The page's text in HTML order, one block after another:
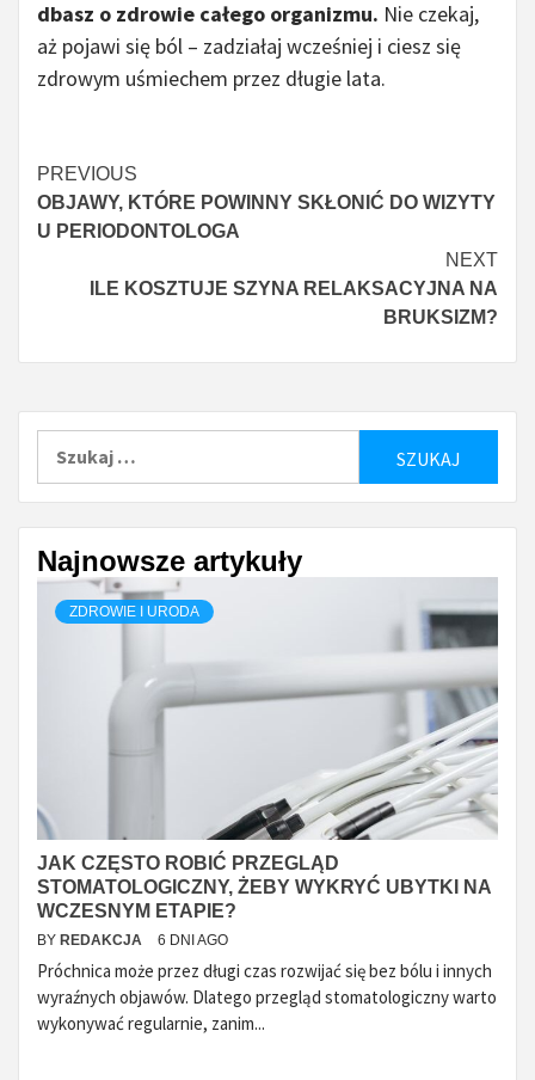
dbasz o zdrowie całego organizmu. Nie czekaj,
aż pojawi się ból – zadziałaj wcześniej i ciesz się
zdrowym uśmiechem przez długie lata.
Continue
Reading
PREVIOUS
OBJAWY, KTÓRE POWINNY SKŁONIĆ DO WIZYTY
U PERIODONTOLOGA
NEXT
ILE KOSZTUJE SZYNA RELAKSACYJNA NA
BRUKSIZM?
Najnowsze artykuły
ZDROWIE I URODA
JAK CZĘSTO ROBIĆ PRZEGLĄD
STOMATOLOGICZNY, ŻEBY WYKRYĆ UBYTKI NA
WCZESNYM ETAPIE?
BY REDAKCJA 6 DNI AGO
Próchnica może przez długi czas rozwijać się bez bólu i innych
wyraźnych objawów. Dlatego przegląd stomatologiczny warto
wykonywać regularnie, zanim...